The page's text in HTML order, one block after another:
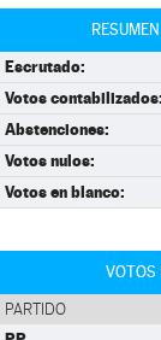
Escrutado:
Votos contabilizados:
Abstenciones:
Votos nulos:
Votos en blanco:
VOTOS
PARTIDO